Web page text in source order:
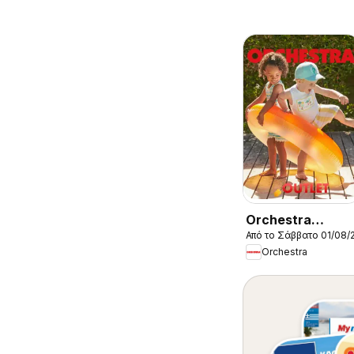
Orchestra
Kατάλογος
8/2026
Από το Σάββατο 01/08/
Orchestra